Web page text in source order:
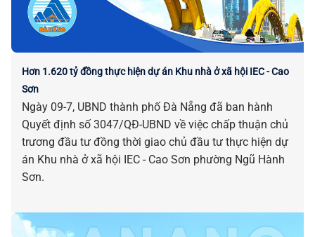
Hơn 1.620 tỷ đồng thực hiện dự án Khu nhà ở xã hội IEC - Cao
Sơn
Ngày 09-7, UBND thành phố Đà Nẵng đã ban hành
Quyết định số 3047/QĐ-UBND về việc chấp thuận chủ
trương đầu tư đồng thời giao chủ đầu tư thực hiện dự
án Khu nhà ở xã hội IEC - Cao Sơn phường Ngũ Hành
Sơn.